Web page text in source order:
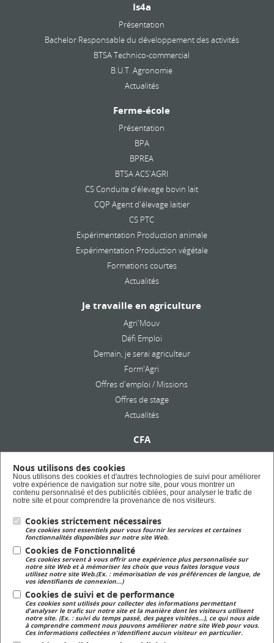
Is4a
Présentation
Bachelor Responsable du développement des activités
BTSA Technico-commercial
B.U.T. Agronomie
Actualités
Ferme-école
Présentation
BPA
BPREA
BTSA ACS'AGRI
CS Conduite d’élevage bovin lait
CQP Agent d'élevage laitier
CS PTC
Expérimentation Production animale
Expérimentation Production végétale
Formations courtes
Actualités
Je travaille en agriculture
Agri'Mouv
Défi Emploi
Demain, je serai agriculteur
Form'Agri
Offres d'emploi / Missions
Offres de stage
Actualités
CFA
Formation en alternance
Taxe d'apprentissage
Lycée Privé
Formation Scolaire
Formation Continue
Formation continue pour adulte
Magasin
Magasin de produits fermiers
Nous utilisons des cookies
Nous utilisons des cookies et d'autres technologies de suivi pour améliorer
votre expérience de navigation sur notre site, pour vous montrer un
contenu personnalisé et des publicités ciblées, pour analyser le trafic de
notre site et pour comprendre la provenance de nos visiteurs.
Cookies strictement nécessaires
Ces cookies sont essentiels pour vous fournir les services et certaines
fonctionnalités disponibles sur notre site Web.
Cookies de Fonctionnalité
Ces cookies servent à vous offrir une expérience plus personnalisée sur
notre site Web et à mémoriser les choix que vous faites lorsque vous
utilisez notre site Web.(Ex. : mémorisation de vos préférences de langue, de
vos identifiants de connexion...)
Cookies de suivi et de performance
Ces cookies sont utilisés pour collecter des informations permettant
d'analyser le trafic sur notre site et la manière dont les visiteurs utilisent
notre site. (Ex. : suivi du temps passé, des pages visitées...), ce qui nous aide
à comprendre comment nous pouvons améliorer notre site Web pour vous.
Ces informations collectées n'identifient aucun visiteur en particulier.